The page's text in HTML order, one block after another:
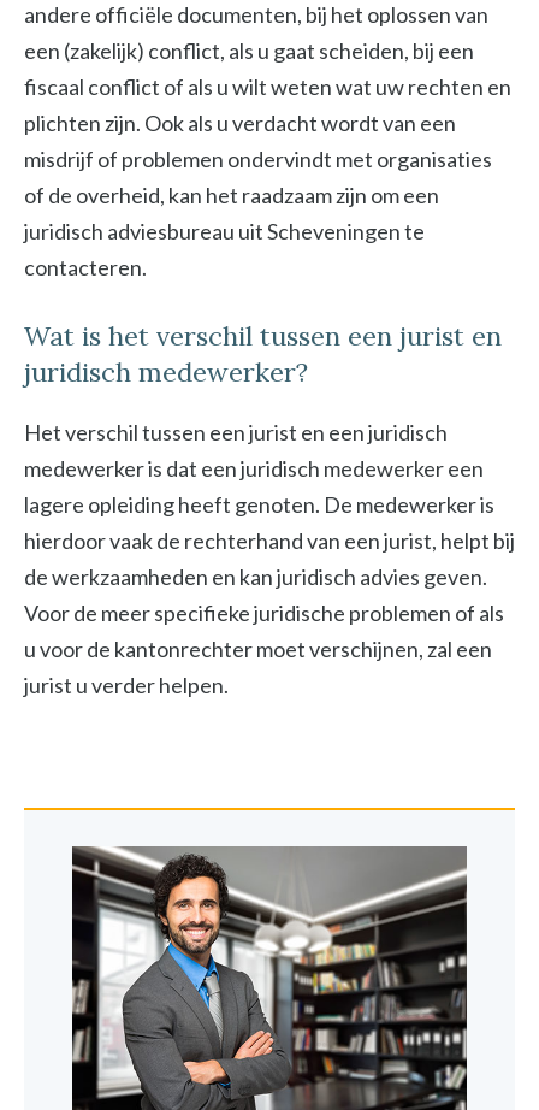
andere officiële documenten, bij het oplossen van
een (zakelijk) conflict, als u gaat scheiden, bij een
fiscaal conflict of als u wilt weten wat uw rechten en
plichten zijn. Ook als u verdacht wordt van een
misdrijf of problemen ondervindt met organisaties
of de overheid, kan het raadzaam zijn om een
juridisch adviesbureau uit Scheveningen te
contacteren.
Wat is het verschil tussen een jurist en
juridisch medewerker?
Het verschil tussen een jurist en een juridisch
medewerker is dat een juridisch medewerker een
lagere opleiding heeft genoten. De medewerker is
hierdoor vaak de rechterhand van een jurist, helpt bij
de werkzaamheden en kan juridisch advies geven.
Voor de meer specifieke juridische problemen of als
u voor de kantonrechter moet verschijnen, zal een
jurist u verder helpen.